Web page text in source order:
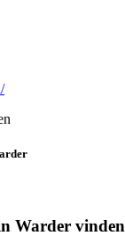
Warder vinden